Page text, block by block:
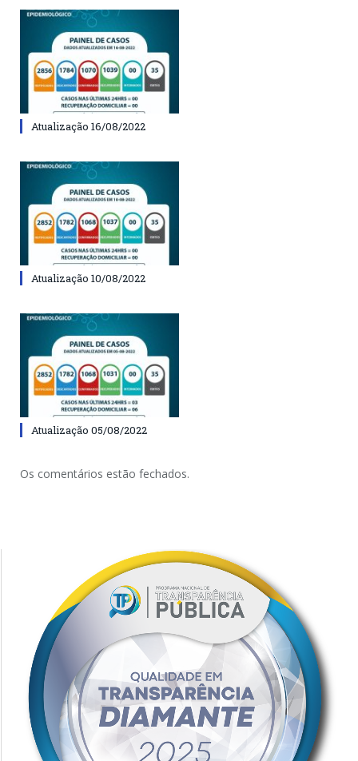
Atualização 16/08/2022
Atualização 10/08/2022
Atualização 05/08/2022
Os comentários estão fechados.